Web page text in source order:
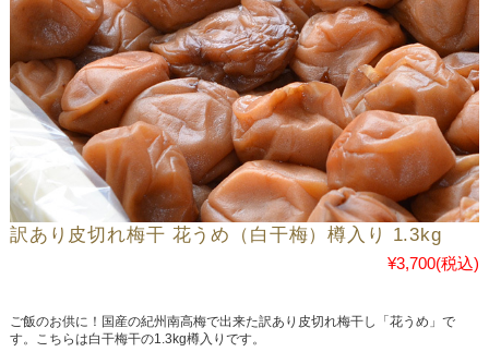
訳あり皮切れ梅干 花うめ（白干梅）樽入り 1.3kg
¥3,700(税込)
ご飯のお供に！国産の紀州南高梅で出来た訳あり皮切れ梅干し「花うめ」で
す。こちらは白干梅干の1.3kg樽入りです。